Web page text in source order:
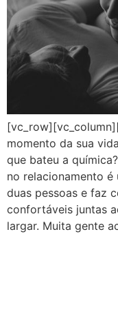
momento da sua
que bateu a
no relacionamento é
duas pessoas e faz
confortáveis juntas
largar. Muita gente